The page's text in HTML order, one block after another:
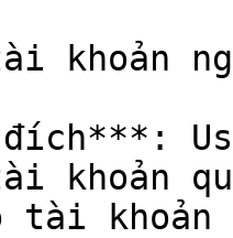
khoản
đích***:
khoản
tài khoản